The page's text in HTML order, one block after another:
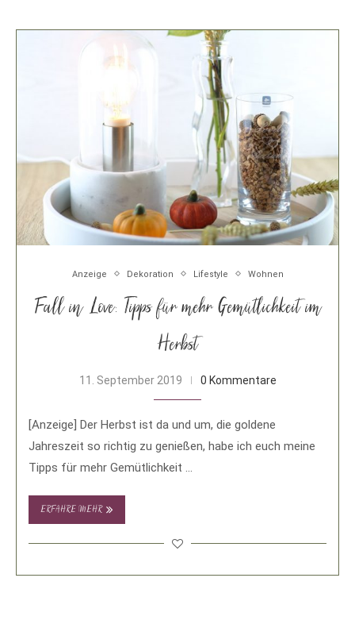
Anzeige Dekoration Lifestyle Wohnen
Fall in Love: Tipps für mehr Gemütlichkeit im
Herbst
11. September 2019 0 Kommentare
[Anzeige] Der Herbst ist da und um, die goldene
Jahreszeit so richtig zu genießen, habe ich euch meine
Tipps für mehr Gemütlichkeit …
ERFAHRE MEHR